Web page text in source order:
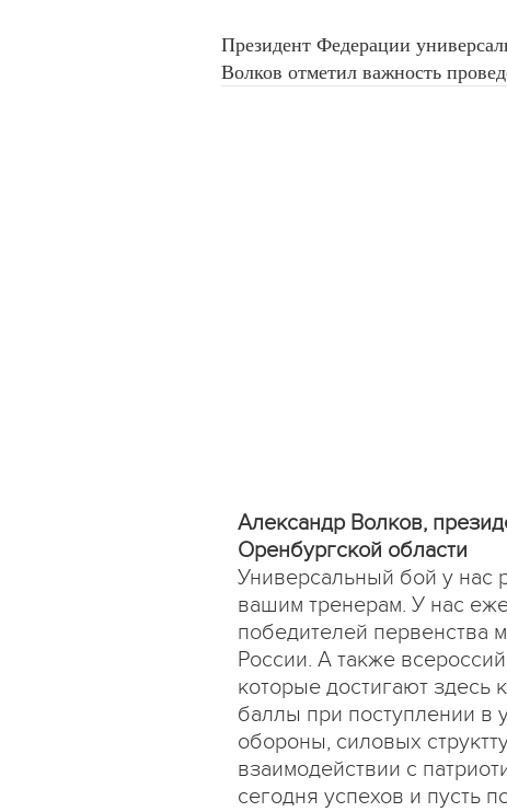
Президент Федерации
Волков отметил важность
Александр Волков,
Оренбургской области
Универсальный бой у нас
вашим тренерам. У нас
победителей первенства
России. А также
которые достигают здесь
баллы при поступлении в
обороны, силовых
взаимодействии с
сегодня успехов и пусть